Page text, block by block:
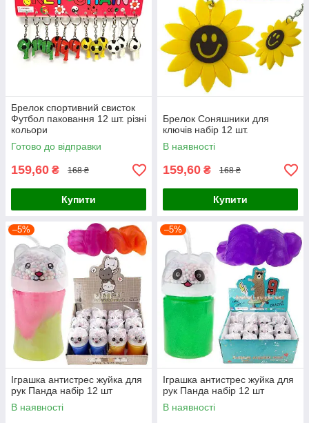
Брелок спортивний свисток
Футбол паковання 12 шт. різні
кольори
Готово до відправки
159,60 ₴ 168 ₴
Купити
Брелок Соняшники для
ключів набір 12 шт.
В наявності
159,60 ₴ 168 ₴
Купити
–5%
Іграшка антистрес жуйка для
рук Панда набір 12 шт
В наявності
–5%
Іграшка антистрес жуйка для
рук Панда набір 12 шт
В наявності